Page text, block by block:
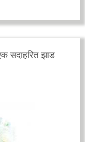
सदाहरित झाड